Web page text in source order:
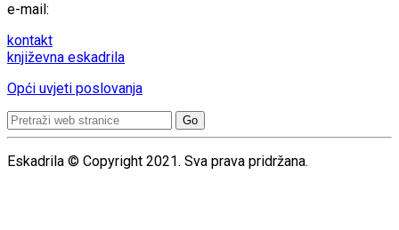
e-mail:
kontakt
književna eskadrila
Opći uvjeti poslovanja
Search
for:
Eskadrila © Copyright 2021. Sva prava pridržana.